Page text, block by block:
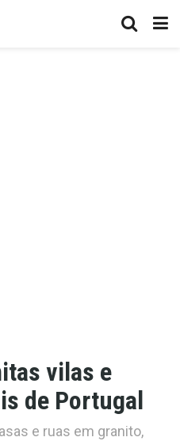
vilas e
de Portugal
e ruas em granito,